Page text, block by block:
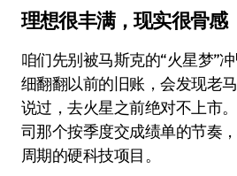
理想很丰满，现实很骨感
咱们先别被马斯克的“火星梦”
细翻翻以前的旧账，会发现老
说过，去火星之前绝对不上市
司那个按季度交成绩单的节奏
周期的硬科技项目。